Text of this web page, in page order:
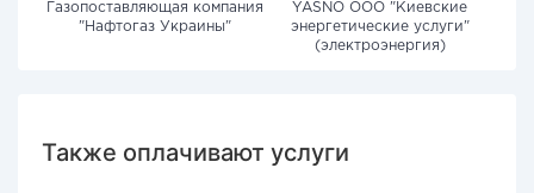
Газопоставляющая компания
"Нафтогаз Украины"
YASNO OOO "Киевские
энергетические услуги"
(электроэнергия)
Также оплачивают услуги